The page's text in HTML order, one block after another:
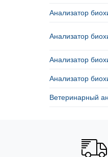
Анализатор
Анализатор
Анализатор
Анализатор
Ветеринарный